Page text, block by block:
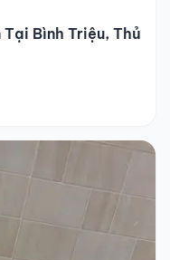
Bình Triệu, Thủ